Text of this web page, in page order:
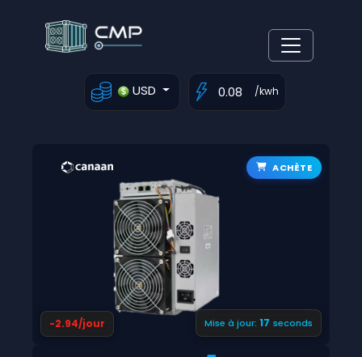
USD /kwh
ACHÈTE
-2.94/jour Mise à jour: 16 seconds